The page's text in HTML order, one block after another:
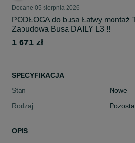
Dodane 05 sierpnia 2026
PODŁOGA do busa Łatwy montaż
Zabudowa Busa DAILY L3 !!
1 671 zł
SPECYFIKACJA
Stan
Nowe
Rodzaj
OPIS